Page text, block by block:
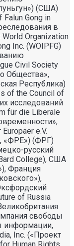
(США)
Gong in
в
Organization
Inc. (WOIPFG)
Civil Society
Общества»,
Республика)
of the Council of
исследований
für die Liberale
e.V.
«ФРЕ») (ФРГ)
русский
College), США
Франция
of Russia
свободы
информации,
Inc. («Проект